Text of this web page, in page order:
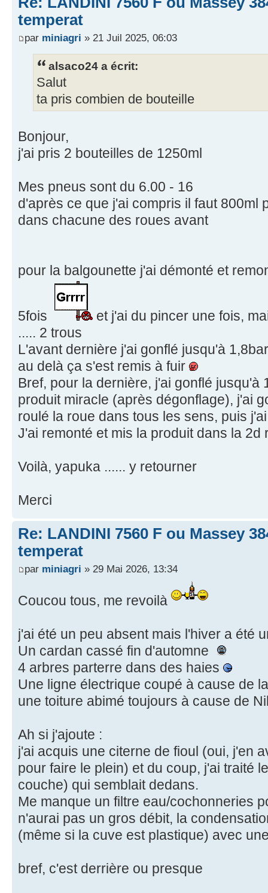
temperat
par miniagri » 21 Juil 2025, 06:03
alsaco24 a écrit:
Salut
ta pris combien de bouteille
Bonjour,
j'ai pris 2 bouteilles de 1250ml
Mes pneus sont du 6.00 - 16
d'après ce que j'ai compris il faut 800ml
dans chacune des roues avant
pour la balgounette j'ai démonté et
5fois
et j'ai du pincer une fois,
..... 2 trous
L'avant dernière j'ai gonflé jusqu'à
au delà ça s'est remis à fuir
Bref, pour la dernière, j'ai gonflé jusqu'à
produit miracle (après dégonflage), j'ai
roulé la roue dans tous les sens, puis
J'ai remonté et mis la produit dans la 2d
Voilà, yapuka ...... y retourner
Merci
Re: LANDINI 7560 F ou Massey
temperat
par miniagri » 29 Mai 2026, 13:34
Coucou tous, me revoilà
j'ai été un peu absent mais l'hiver a été
Un cardan cassé fin d'automne
4 arbres parterre dans des haies
Une ligne électrique coupé à cause de
une toiture abimé toujours à cause de
Ah si j'ajoute :
j'ai acquis une citerne de fioul (oui, j'en
pour faire le plein) et du coup, j'ai traité
couche) qui semblait dedans.
Me manque un filtre eau/cochonneries
n'aurai pas un gros débit, la
(même si la cuve est plastique) avec
bref, c'est derrière ou presque